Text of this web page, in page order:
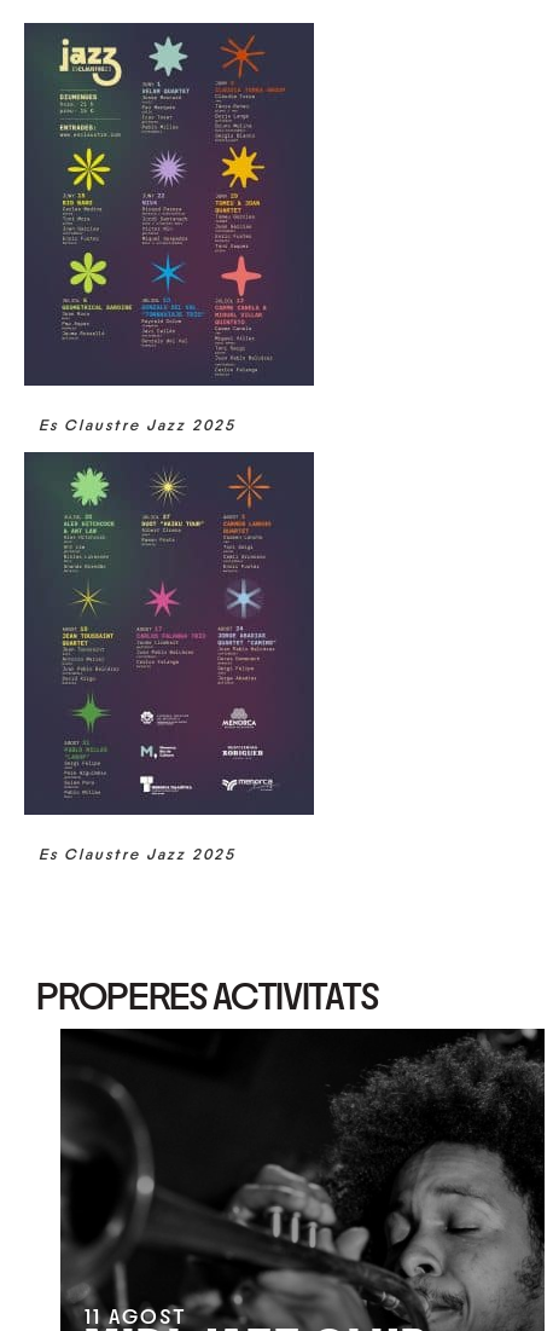
Es Claustre Jazz 2025
Es Claustre Jazz 2025
PROPERES ACTIVITATS
11 AGOST